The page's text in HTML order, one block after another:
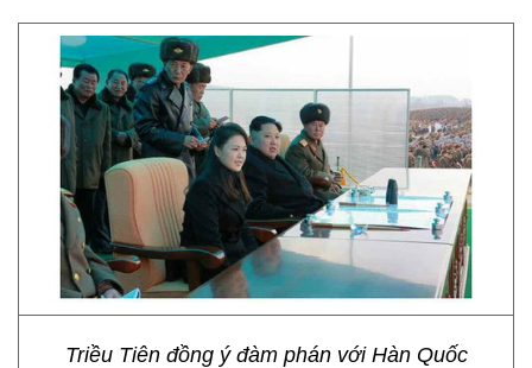
Triều Tiên đồng ý đàm phán với Hàn Quốc